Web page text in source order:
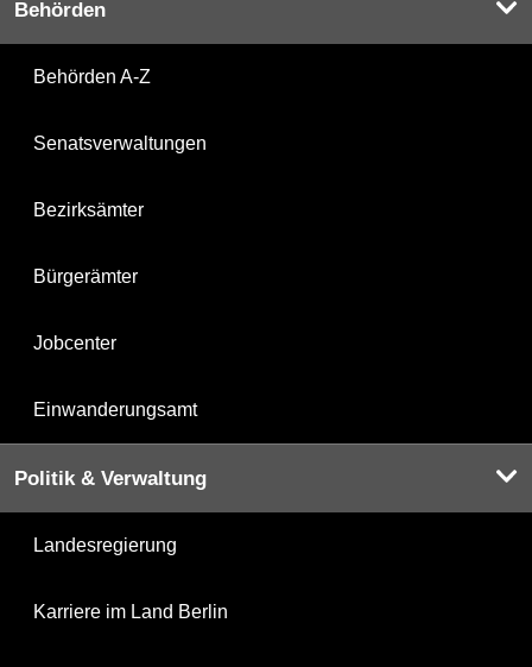
Behörden
Behörden A-Z
Senatsverwaltungen
Bezirksämter
Bürgerämter
Jobcenter
Einwanderungsamt
Politik & Verwaltung
Landesregierung
Karriere im Land Berlin